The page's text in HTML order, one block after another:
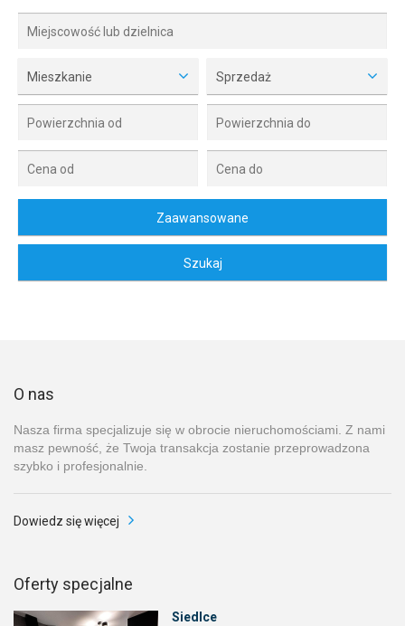
Mieszkanie Sprzedaż
O nas
Nasza firma specjalizuje się w obrocie nieruchomościami. Z nami
masz pewność, że Twoja transakcja zostanie przeprowadzona
szybko i profesjonalnie.
Dowiedz się więcej
Oferty specjalne
Siedlce